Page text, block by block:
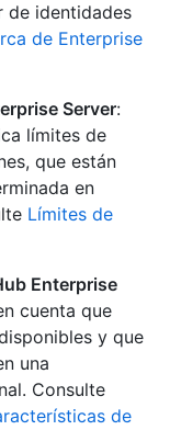
de identidades
de Enterprise
Server:
límites de
que están
en
Límites de
Enterprise
cuenta que
y que
una
Consulte
de